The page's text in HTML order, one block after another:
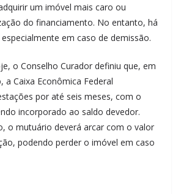
um imóvel mais caro ou
do financiamento. No entanto, há
em caso de demissão.
o Conselho Curador definiu que, em
a Caixa Econômica Federal
por até seis meses, com o
incorporado ao saldo devedor.
o mutuário deverá arcar com o valor
podendo perder o imóvel em caso